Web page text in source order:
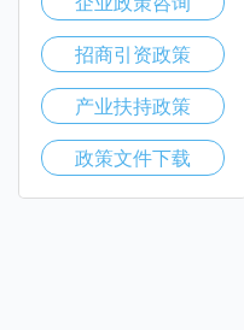
招商引资政策
产业扶持政策
政策文件下载